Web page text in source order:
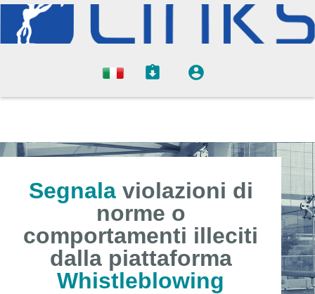
Segnala violazioni di
norme o
comportamenti illeciti
dalla piattaforma
Whistleblowing